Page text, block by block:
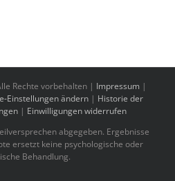
Rechte vorbehalten | Impressum |
Einstellungen ändern| Historie der
| Einwilligungen widerrufen
abgegeben. Ergebnisse
ersetzt keine psychologische oder
Behandlung.